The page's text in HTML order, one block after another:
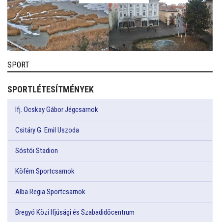
SPORT
SPORTLÉTESÍTMÉNYEK
Ifj. Ocskay Gábor Jégcsarnok
Csitáry G. Emil Uszoda
Sóstói Stadion
Köfém Sportcsarnok
Alba Regia Sportcsarnok
Bregyó Közi Ifjúsági és Szabadidőcentrum